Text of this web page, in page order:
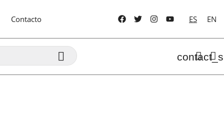
Contacto ES EN
